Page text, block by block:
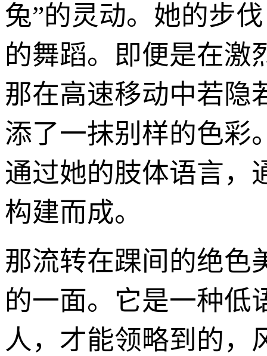
兔”的灵动。她的步
的舞蹈。即便是在激
那在高速移动中若隐
添了一抹别样的色彩
通过她的肢体语言，
构建而成。
那流转在踝间的绝色
的一面。它是一种低
人，才能领略到的，